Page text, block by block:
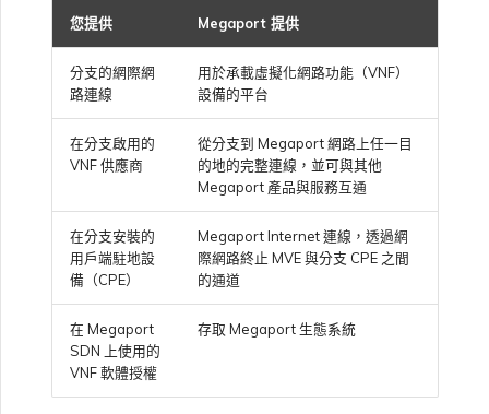
提供技術支援聯絡方式
設定財務資訊
更新公司資訊
瞭解服務頁面
連線至 Latitude.sh
瞭解位置資訊
服務佈建方式
合作夥伴代管帳戶
Megaport 全球網狀 WAN
Megaport 上雲即服務
終止 Port
設定 Q-in-Q
變更合約 VXC 的速率
關閉 VXC 以進行容錯移轉測
終止 VXC
終止 Megaport Internet 連
Azure ExpressRoute
Cisco Webex
Cloudflare
Azure MCR 連線
DigitalOcean MCR 連線
Google MCR 連線
連線
Fortinet FortiGate
Versa SD-WAN
VMware SD-WAN
設定 MCR
使用封包過濾
在 MCR 中使用 IPsec
MCR 路由管理
MCR Looking Glass（路由診
連線 MVE
終止 MVE
終止 MVE
連線 MVE
終止 MVE
終止 MVE
連線 MVE
終止 MVE
Threat Defense Virtual 建立
MVE
連線 MVE
將 MPLS 與 SDCI 整合
終止 MVE
為您的 MVE 執行個體選擇
規格
安全性
VLAN 標記
vNICs
連線 MVE
終止 MVE
連線 MVE
設定 Palo Alto Networks 高
可用性
連線 MVE
終止 MVE
終止 MVE
終止 MVE
IX 工具與功能
都會區 ID
Marketplace 常見問題
檢視工作階段事件日誌
管理最短合約期續約
管理 Megaport
Marketplace 個人檔案
管理使用者角色
管理安全設定
檢視作業日誌
IX 定價與合約條款
MCR 定價與合約條款
MVE 定價與合約條款
瞭解 Megaport 帳單
客戶現場服務
下載帳單
Port 計費
MCR 計費
建立 VXC
變更 VXC 設定
建立至 AWS 的 VXC
建立至 Azure 的 VXC
建立至 Google Cloud 的
使用 Megaport 資源進行
Terraform 狀態管理
匯入現有生產服務
使用 Terraform MCP
Server（公開測試版）
Megaport Terraform
Provider 常見問題
Megaport Terraform
Megaport Internet
建立 Juniper 私有連線
傳送意見回饋
網路維護
歐盟數位服務法
您提供 Megaport 提供
分支的網際網
路連線
用於承載虛擬化網路功能（VNF）
設備的平台
在分支啟用的
VNF 供應商
從分支到 Megaport 網路上任一目
的地的完整連線，並可與其他
Megaport 產品與服務互通
在分支安裝的
用戶端駐地設
備（CPE）
Megaport Internet 連線，透過網
際網路終止 MVE 與分支 CPE 之間
的通道
在 Megaport
SDN 上使用的
VNF 軟體授權
存取 Megaport 生態系統